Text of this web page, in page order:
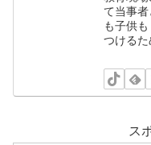
て当事
も子供
つけるた
ス